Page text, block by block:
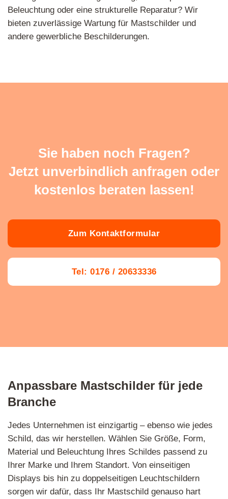
Beleuchtung oder eine strukturelle Reparatur? Wir
bieten zuverlässige Wartung für Mastschilder und
andere gewerbliche Beschilderungen.
Sie haben noch Fragen?
Jetzt unverbindlich anfragen oder
kostenlos beraten lassen!
Zum Kontaktformular
Tel: 0176 / 20633336
Anpassbare Mastschilder für jede
Branche
Jedes Unternehmen ist einzigartig – ebenso wie jedes
Schild, das wir herstellen. Wählen Sie Größe, Form,
Material und Beleuchtung Ihres Schildes passend zu
Ihrer Marke und Ihrem Standort. Von einseitigen
Displays bis hin zu doppelseitigen Leuchtschildern
sorgen wir dafür, dass Ihr Mastschild genauso hart